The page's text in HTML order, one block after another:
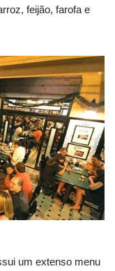
feijão, farofa e
um extenso menu